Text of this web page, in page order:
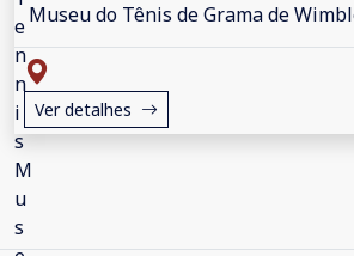
Museu do Tênis de Grama de
Ver detalhes